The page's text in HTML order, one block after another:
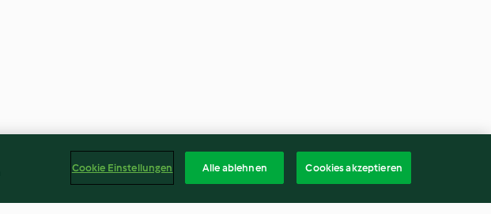
Cookie Einstellungen Alle ablehnen Cookies akzeptieren